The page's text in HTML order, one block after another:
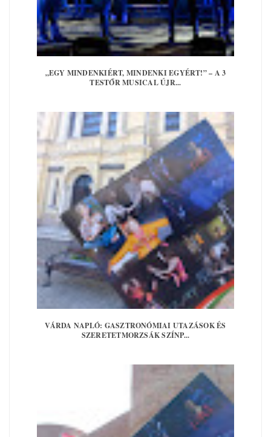
„EGY MINDENKIÉRT, MINDENKI EGYÉRT!” – A 3
TESTŐR MUSICAL ÚJR...
VÁRDA NAPLÓ: GASZTRONÓMIAI UTAZÁSOK ÉS
SZERETETMORZSÁK SZÍNP...